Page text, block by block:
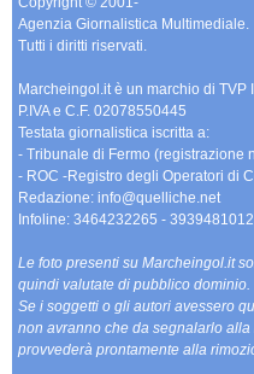
Agenzia Giornalistica Multimediale.
Tutti i diritti riservati.
Marcheingol.it è un marchio di TVP
P.IVA e C.F. 02078550445
Testata giornalistica iscritta a:
- Tribunale di Fermo (registrazione
- ROC -Registro degli Operatori di
Redazione: info@quelliche.net
Infoline: 3464232265 - 3939481012
Le foto presenti su Marcheingol.it
quindi valutate di pubblico dominio.
Se i soggetti o gli autori avessero
non avranno che da segnalarlo
provvederà prontamente alla